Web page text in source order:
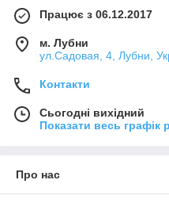
Працює з 06.12.2017
м. Лубни
ул.Садовая, 4, Лубни,
Контакти
Сьогодні вихідний
Показати весь графік
Про нас